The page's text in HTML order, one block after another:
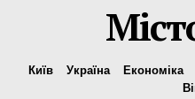
Київ Україна Економіка